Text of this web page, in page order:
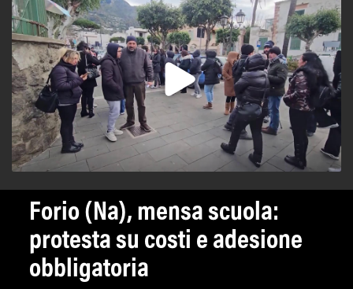
Forio (Na), mensa scuola:
protesta su costi e adesione
obbligatoria